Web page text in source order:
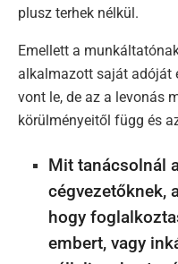
plusz terhek nélkül.
Emellett a
alkalmazott saját adóját
vont le, de az a levonás
körülményeitől függ és
Mit tanácsolnál
cégvezetőknek,
hogy
embert, vagy